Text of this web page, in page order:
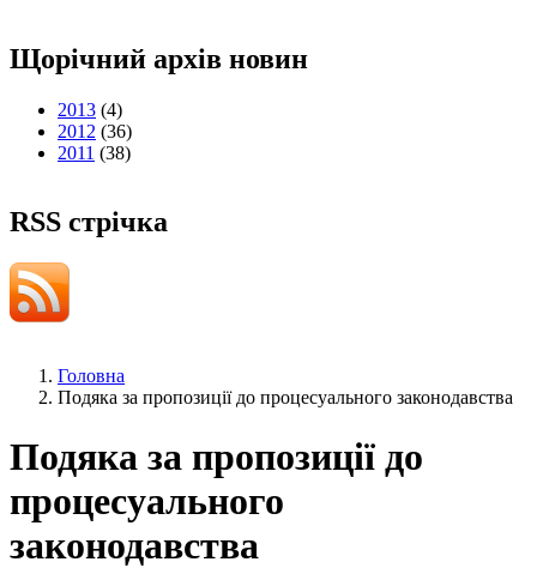
Щорічний архів новин
2013 (4)
2012 (36)
2011 (38)
RSS стрічка
Головна
Подяка за пропозиції до процесуального законодавства
Подяка за пропозиції до
процесуального
законодавства